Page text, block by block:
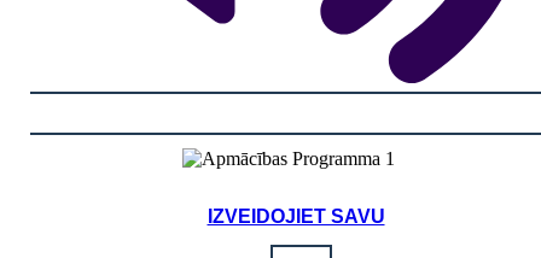
IZVEIDOJIET SAVU